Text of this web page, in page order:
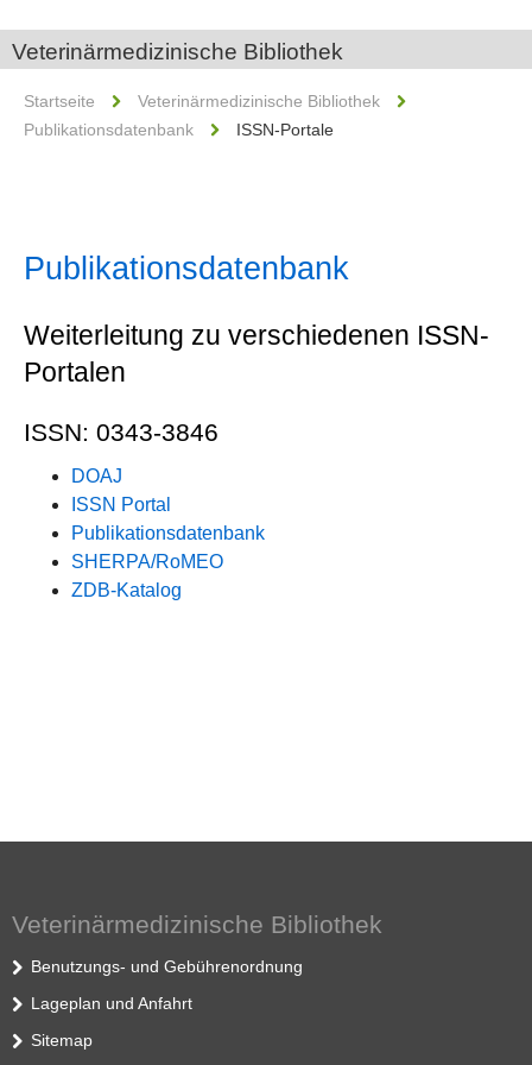
Veterinärmedizinische Bibliothek
Startseite
Veterinärmedizinische Bibliothek
Publikationsdatenbank
ISSN-Portale
Publikationsdatenbank
Weiterleitung zu verschiedenen ISSN-
Portalen
ISSN: 0343-3846
DOAJ
ISSN Portal
Publikationsdatenbank
SHERPA/RoMEO
ZDB-Katalog
Veterinärmedizinische Bibliothek
Benutzungs- und Gebührenordnung
Lageplan und Anfahrt
Sitemap